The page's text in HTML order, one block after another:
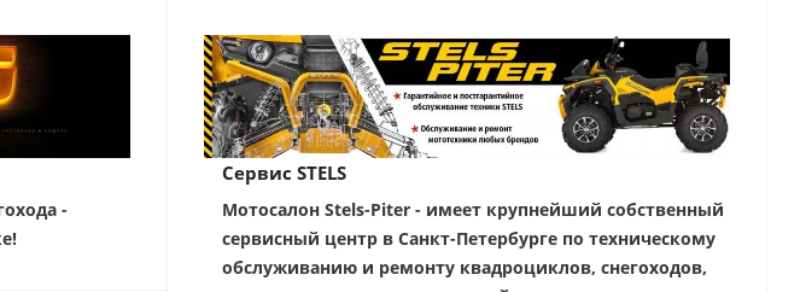
-
Сервис STELS
Мотосалон Stels-Piter - имеет крупнейший собственный
сервисный центр в Санкт-Петербурге по техническому
обслуживанию и ремонту квадроциклов, снегоходов,